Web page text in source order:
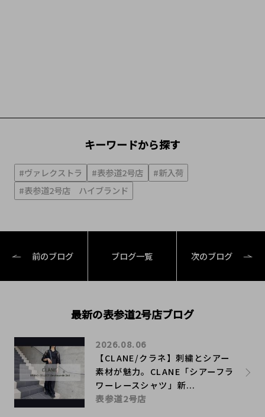
キーワードから探す
#ヴァレクストラ #表参道2号店
#新入荷
#表参道2号店 ハイブランド
前のブログ ブログ一覧 次のブログ
最新の表参道2号店ブログ
【CLANE/クラネ】刺繍とシアー
素材が魅力。CLANE「シアーフラ
ワーレースシャツ」新...
2026.08.06
表参道2号店